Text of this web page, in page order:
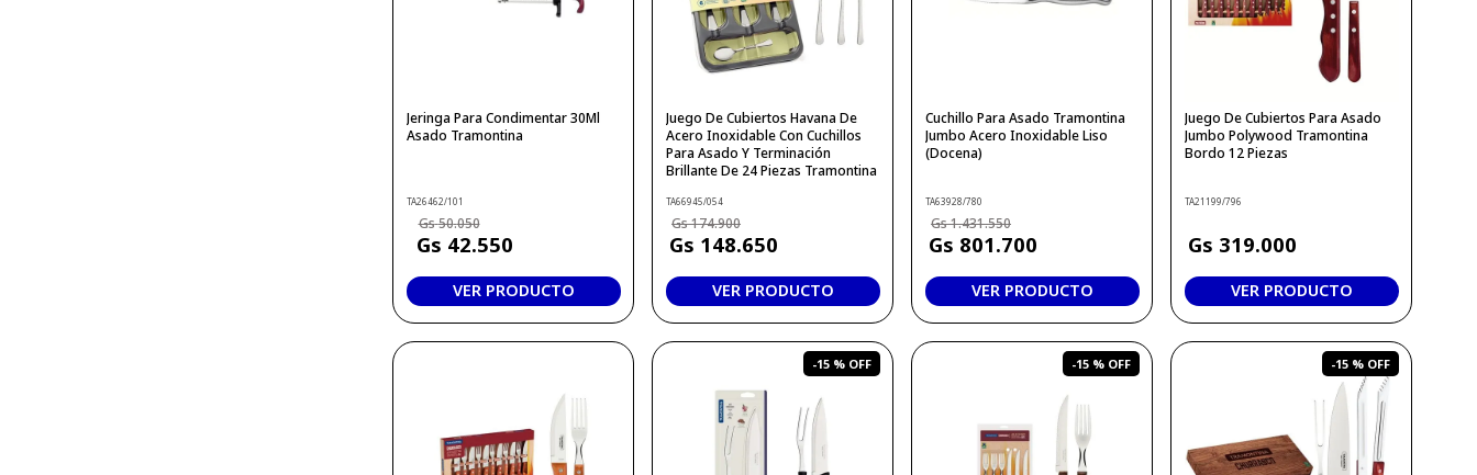
Jeringa Para Condimentar 30Ml
Asado Tramontina
TA26462/101
50.050
42.550
VER PRODUCTO
Juego De Cubiertos Havana De
Acero Inoxidable Con Cuchillos
Para Asado Y Terminación
Brillante De 24 Piezas Tramontina
TA66945/054
174.900
148.650
VER PRODUCTO
Cuchillo Para Asado Tramontina
Jumbo Acero Inoxidable Liso
(Docena)
TA63928/780
1.431.550
801.700
VER PRODUCTO
Juego De Cubiertos Para Asado
Jumbo Polywood Tramontina
Bordo 12 Piezas
TA21199/796
319.000
VER PRODUCTO
-15 % -15 % -15 %